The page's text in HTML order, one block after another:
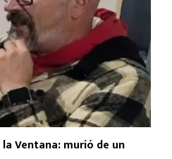
Ventana: murió de un